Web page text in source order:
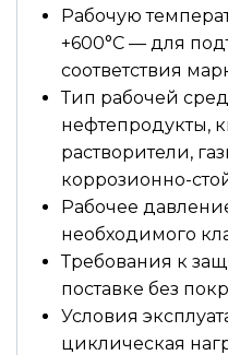
Рабочую
+600°С — для
соответствия
Тип рабочей
нефтепродукты,
растворители,
коррозионно-
Рабочее
необходимого
Требования к
поставке без
Условия
циклическая